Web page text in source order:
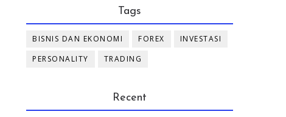
Tags
BISNIS DAN EKONOMI FOREX
INVESTASI
PERSONALITY
TRADING
Recent